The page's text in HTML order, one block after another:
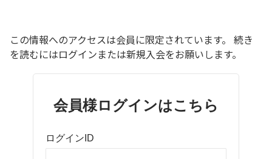
この情報へのアクセスは会員に限定されています。 続き
を読むにはログインまたは新規入会をお願いします。
会員様ログインはこちら
ログインID